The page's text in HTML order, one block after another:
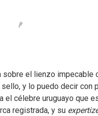
sobre el lienzo
y lo puedo decir con
el célebre uruguayo que
registrada, y su